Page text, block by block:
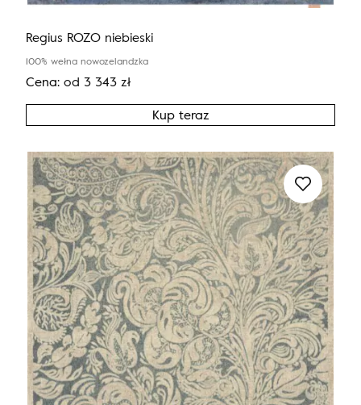
Regius ROZO niebieski
100% wełna nowozelandzka
Cena: od 3 343 zł
Kup teraz